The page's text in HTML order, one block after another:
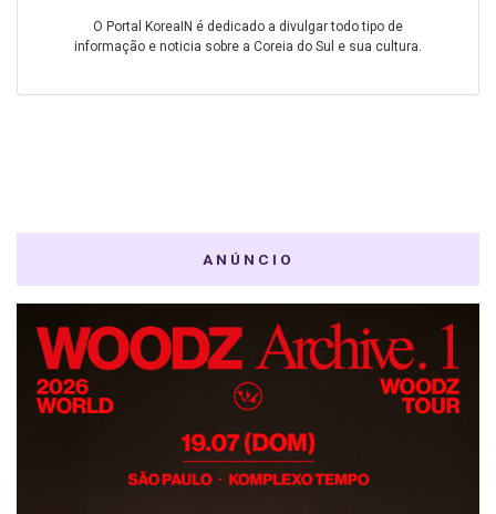
O Portal KoreaIN é dedicado a divulgar todo tipo de
informação e noticia sobre a Coreia do Sul e sua cultura.
ANÚNCIO